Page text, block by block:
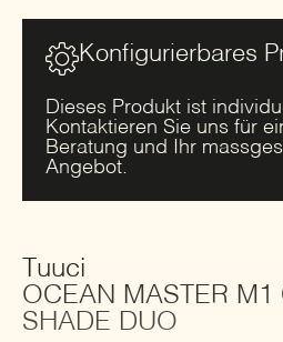
Konfigurierbares
Dieses Produkt ist
Kontaktieren Sie uns für
Beratung und Ihr
Angebot.
Tuuci
OCEAN MASTER M1
SHADE DUO